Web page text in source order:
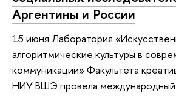
Аргентины и России
15 июня Лаборатория
алгоритмические культуры в
коммуникации» Факультета
НИУ ВШЭ провела